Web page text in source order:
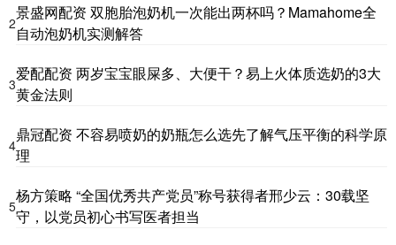
2
景盛网配资 双胞胎泡奶机一次能出两杯吗？Mamahome全
自动泡奶机实测解答
3
爱配配资 两岁宝宝眼屎多、大便干？易上火体质选奶的3大
黄金法则
4
鼎冠配资 不容易喷奶的奶瓶怎么选先了解气压平衡的科学原
理
5
杨方策略 “全国优秀共产党员”称号获得者邢少云：30载坚
守，以党员初心书写医者担当